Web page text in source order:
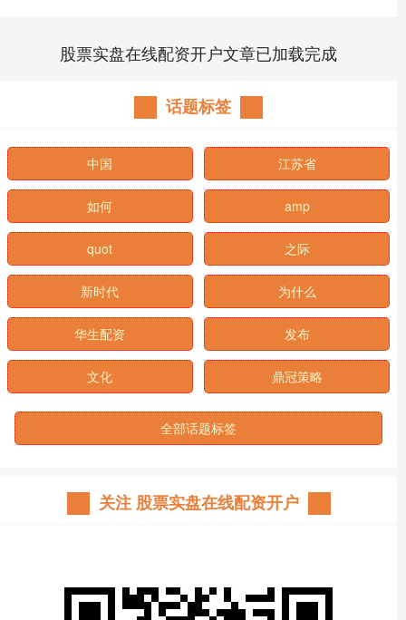
股票实盘在线配资开户文章已加载完成
话题标签
中国 江苏省
如何 amp
quot 之际
新时代 为什么
华生配资 发布
文化 鼎冠策略
全部话题标签
关注 股票实盘在线配资开户